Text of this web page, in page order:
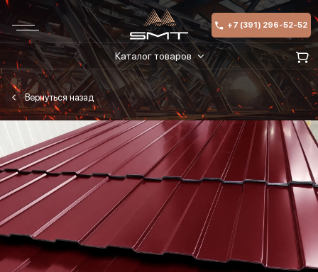
+7 (391) 296-52-52
Каталог товаров